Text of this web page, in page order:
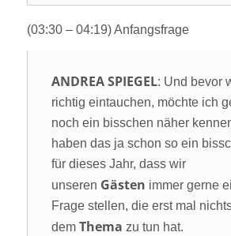
(03:30 – 04:19) Anfangsfrage
ANDREA SPIEGEL: Und bevor
richtig eintauchen, möchte ich
noch ein bisschen näher
haben das ja schon so ein
für dieses Jahr, dass wir
unseren Gästen immer gerne
Frage stellen, die erst mal
dem Thema zu tun hat.